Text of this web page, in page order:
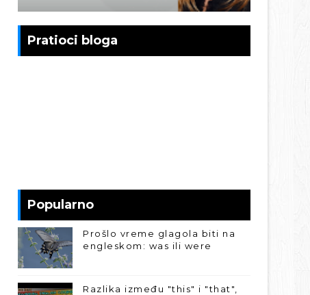
Pratioci bloga
Popularno
Prošlo vreme glagola biti na
engleskom: was ili were
Razlika između "this" i "that",